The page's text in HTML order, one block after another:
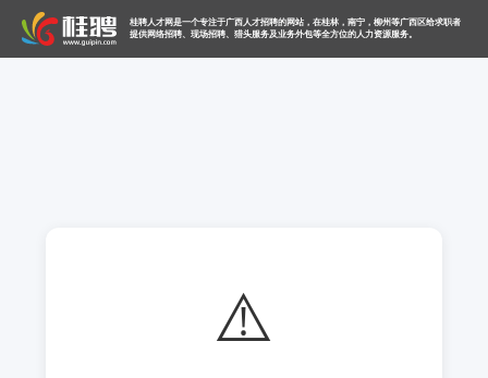
桂聘人才网是一个专注于广西人才招聘的网站，在桂林，南宁，柳州等广西区给求职者
提供网络招聘、现场招聘、猎头服务及业务外包等全方位的人力资源服务。
⚠️